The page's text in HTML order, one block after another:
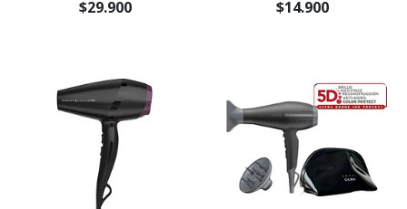
$29.900
$14.900